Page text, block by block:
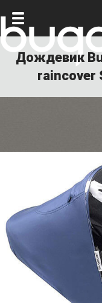
Дождевик
raincover